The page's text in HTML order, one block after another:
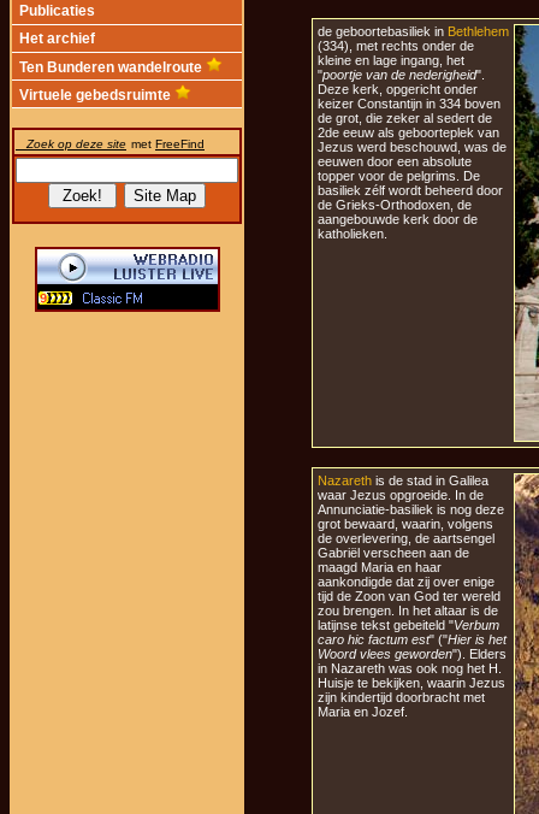
Publicaties
Het archief
Ten Bunderen wandelroute
Virtuele gebedsruimte
Zoek op deze site met FreeFind
de geboortebasiliek in Bethlehem
(334), met rechts onder de
kleine en lage ingang, het
"poortje van de nederigheid".
Deze kerk, opgericht onder
keizer Constantijn in 334 boven
de grot, die zeker al sedert de
2de eeuw als geboorteplek van
Jezus werd beschouwd, was de
eeuwen door een absolute
topper voor de pelgrims. De
basiliek zélf wordt beheerd door
de Grieks-Orthodoxen, de
aangebouwde kerk door de
katholieken.
Nazareth is de stad in Galilea
waar Jezus opgroeide. In de
Annunciatie-basiliek is nog deze
grot bewaard, waarin, volgens
de overlevering, de aartsengel
Gabriël verscheen aan de
maagd Maria en haar
aankondigde dat zij over enige
tijd de Zoon van God ter wereld
zou brengen. In het altaar is de
latijnse tekst gebeiteld "Verbum
caro hic factum est" ("Hier is het
Woord vlees geworden"). Elders
in Nazareth was ook nog het H.
Huisje te bekijken, waarin Jezus
zijn kindertijd doorbracht met
Maria en Jozef.